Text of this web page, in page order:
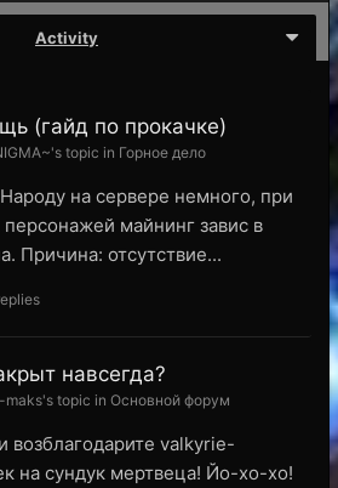
Activity
(гайд по прокачке)
topic in Горное дело
на сервере немного, при
майнинг завис в
Причина: отсутствие...
навсегда?
topic in Основной форум
возблагодарите valkyrie-
на сундук мертвеца! Йо-хо-хо!